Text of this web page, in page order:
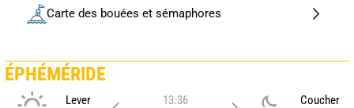
Carte des bouées et sémaphores
ÉPHÉMÉRIDE
Lever
13:36
Coucher